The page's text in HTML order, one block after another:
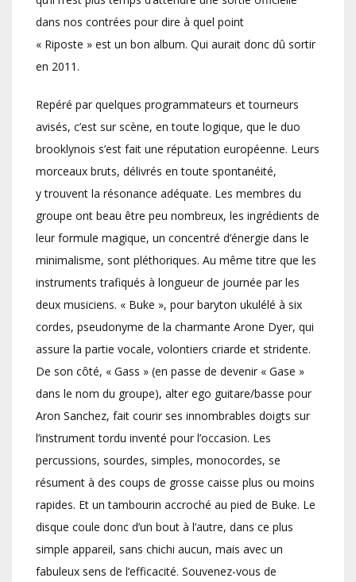
dans nos contrées pour dire à quel point
« Riposte » est un bon album. Qui aurait donc dû sortir
en 2011.
Repéré par quelques programmateurs et tourneurs
avisés, c’est sur scène, en toute logique, que le duo
brooklynois s’est fait une réputation européenne. Leurs
morceaux bruts, délivrés en toute spontanéité,
y trouvent la résonance adéquate. Les membres du
groupe ont beau être peu nombreux, les ingrédients de
leur formule magique, un concentré d’énergie dans le
minimalisme, sont pléthoriques. Au même titre que les
instruments trafiqués à longueur de journée par les
deux musiciens. « Buke », pour baryton ukulélé à six
cordes, pseudonyme de la charmante Arone Dyer, qui
assure la partie vocale, volontiers criarde et stridente.
De son côté, « Gass » (en passe de devenir « Gase »
dans le nom du groupe), alter ego guitare/basse pour
Aron Sanchez, fait courir ses innombrables doigts sur
l’instrument tordu inventé pour l’occasion. Les
percussions, sourdes, simples, monocordes, se
résument à des coups de grosse caisse plus ou moins
rapides. Et un tambourin accroché au pied de Buke. Le
disque coule donc d’un bout à l’autre, dans ce plus
simple appareil, sans chichi aucun, mais avec un
fabuleux sens de l’efficacité. Souvenez-vous de